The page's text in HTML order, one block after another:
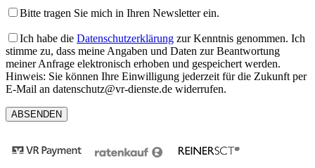
Bitte tragen Sie mich in Ihren Newsletter ein.
Ich habe die Datenschutzerklärung zur Kenntnis genommen. Ich
stimme zu, dass meine Angaben und Daten zur Beantwortung
meiner Anfrage elektronisch erhoben und gespeichert werden.
Hinweis: Sie können Ihre Einwilligung jederzeit für die Zukunft per
E-Mail an datenschutz@vr-dienste.de widerrufen.